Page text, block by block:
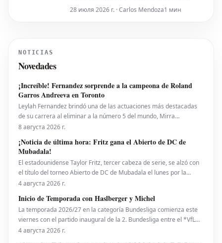
de serie, la húngara Anna Bondar, por 6-
28 июля 2026 г. · Carlos Mendoza1 мин
NOTICIAS
Novedades
¡Increíble! Fernandez sorprende a la campeona de Roland
Garros Andreeva en Toronto
Leylah Fernandez brindó una de las actuaciones más destacadas
de su carrera al eliminar a la número 5 del mundo, Mirra
Andreeva, con un contundente 6-1, 6-4 el viernes por la noche. Con
Bank Open presentado por Rogers en Toront
8 августа 2026 г.
¡Noticia de última hora: Fritz gana el Abierto de DC de
Mubadala!
El estadounidense Taylor Fritz, tercer cabeza de serie, se alzó con
el título del torneo Abierto de DC de Mubadala el lunes por la
noche, tras derrotar al español Rafael Jodar por 7-6 (2), 6-4. Este es
10 del ranking mundial, habí
4 августа 2026 г.
Inicio de Temporada con Haslberger y Michel
La temporada 2026/27 en la categoría Bundesliga comienza este
viernes con el partido inaugural de la 2. Bundesliga entre el *VfL
Bochum* y el *Hertha BSC*. El encuentro será dirigido por
4 августа 2026 г.